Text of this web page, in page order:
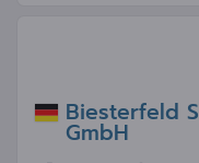
Biesterfeld
GmbH